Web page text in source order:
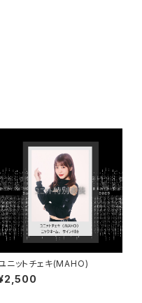
ニットチェキ(MAHO)